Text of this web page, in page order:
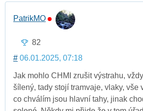
PatrikMO
82
# 06.01.2025, 07:18
Jak mohlo CHMI zrušit výstrahu,
šílený, tady stojí tramvaje, vlaky, vše
co chválím jsou hlavní tahy, jinak